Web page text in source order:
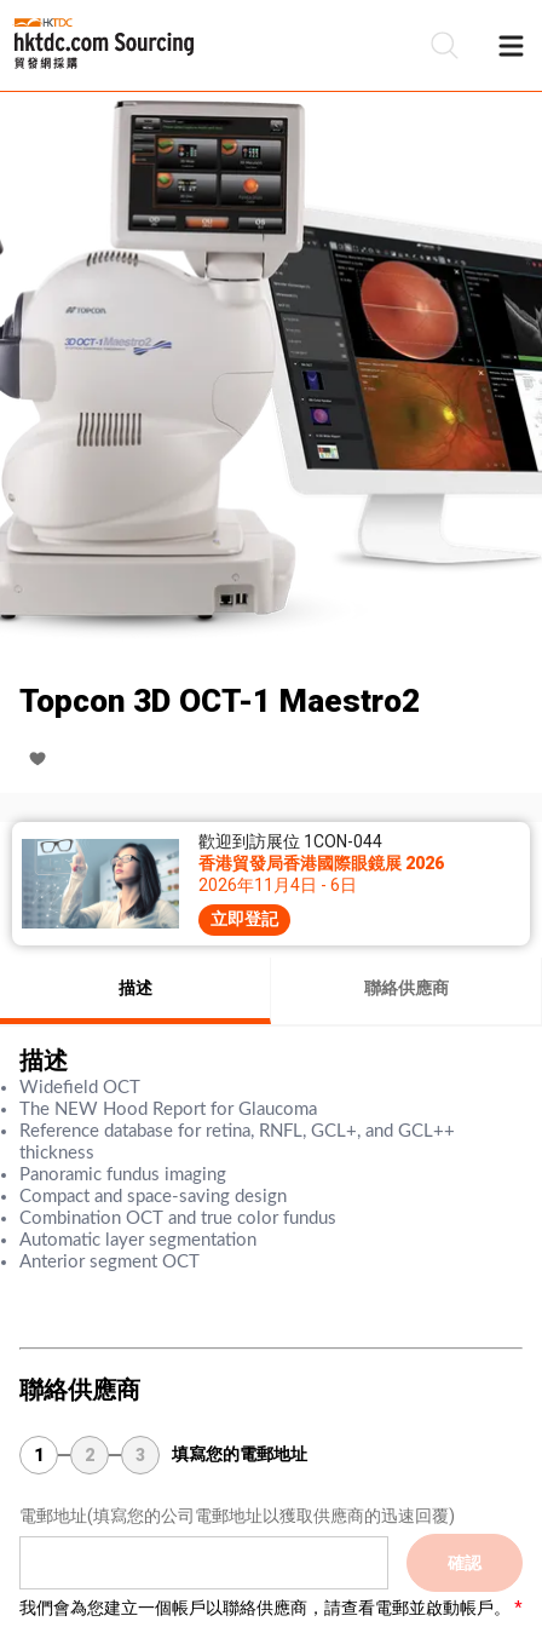
Topcon 3D OCT-1 Maestro2
歡迎到訪展位 1CON-044
香港貿發局香港國際眼鏡展 2026
2026年11月4日 - 6日
立即登記
描述 聯絡供應商
描述
Widefield OCT
The NEW Hood Report for Glaucoma
Reference database for retina, RNFL, GCL+, and GCL++
thickness
Panoramic fundus imaging
Compact and space-saving design
Combination OCT and true color fundus
Automatic layer segmentation
Anterior segment OCT
聯絡供應商
1 2 3 填寫您的電郵地址
電郵地址(填寫您的公司電郵地址以獲取供應商的迅速回覆)
確認
我們會為您建立一個帳戶以聯絡供應商，請查看電郵並啟動帳戶。